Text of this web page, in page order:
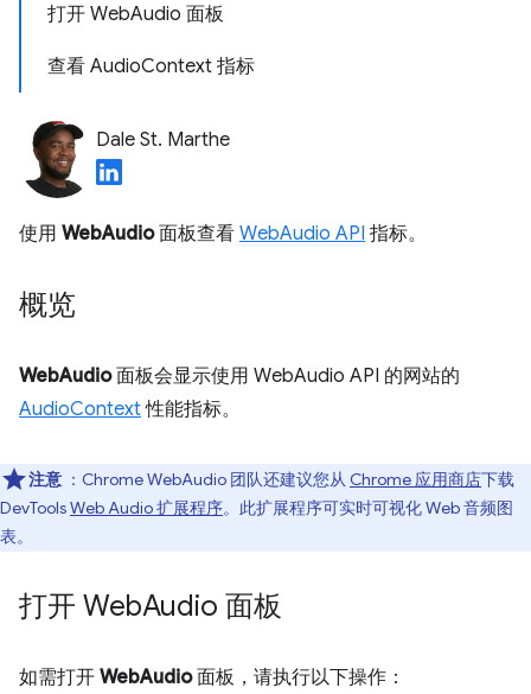
打开 WebAudio 面板
查看 AudioContext 指标
Dale St. Marthe
使用 WebAudio面板查看 WebAudio API 指标。
概览
WebAudio面板会显示使用 WebAudio API 的网站的
AudioContext性能指标。
注意 ：Chrome WebAudio 团队还建议您从 Chrome 应用商店下载
DevToolsWeb Audio 扩展程序。此扩展程序可实时可视化 Web 音频图
表。
打开 WebAudio 面板
如需打开 WebAudio面板，请执行以下操作：